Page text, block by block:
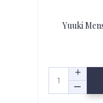
Yuuki